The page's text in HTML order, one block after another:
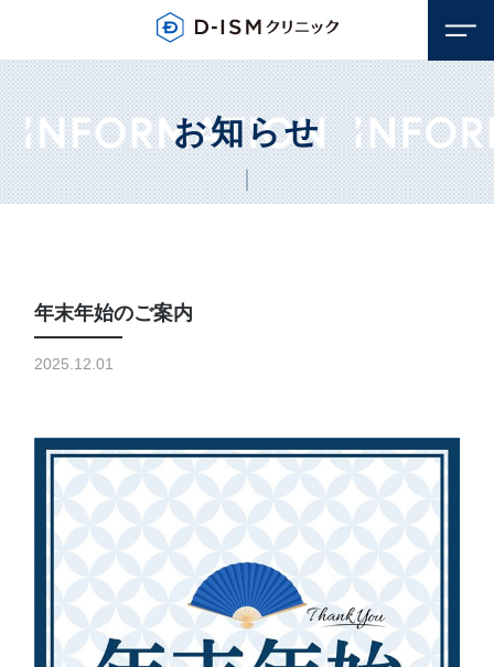
しみ・そばかす
毛穴
シワ
たるみ
ニキビ・ニキビ跡
クマ
若返り・アンチエイジング
汗・におい
医療痩身
男性美容内科
医療脱毛
アートメイク
眉毛アートメイク
ヘアアートメイク
アクセス（東京）
お知らせ
年末年始のご案内
2025.12.01